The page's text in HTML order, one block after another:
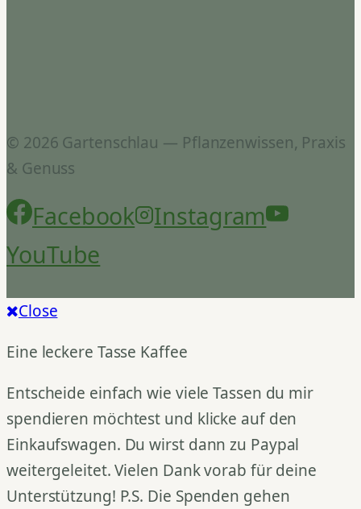
© 2026 Gartenschlau — Pflanzenwissen, Praxis
& Genuss
Facebook
Instagram
YouTube
Close
Eine leckere Tasse Kaffee
Entscheide einfach wie viele Tassen du mir
spendieren möchtest und klicke auf den
Einkaufswagen. Du wirst dann zu Paypal
weitergeleitet. Vielen Dank vorab für deine
Unterstützung! P.S. Die Spenden gehen